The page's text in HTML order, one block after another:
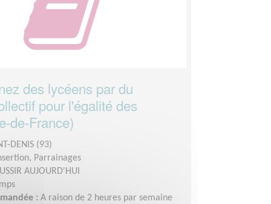
des lycéens par du
pour l'égalité des
de-France)
DENIS (93)
Parrainages
AUJOURD'HUI
: A raison de 2 heures par semaine